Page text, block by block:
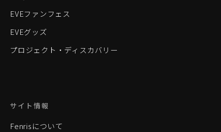
EVEファンフェス
EVEグッズ
プロジェクト・ディスカバリー
サイト情報
Fenrisについて